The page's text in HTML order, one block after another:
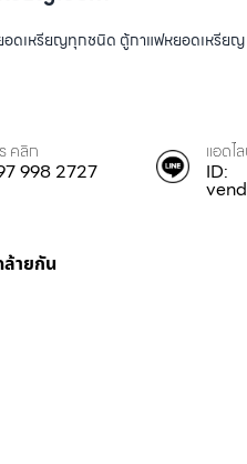
ดเหรียญทุกชนิด ตู้กาแฟหยอดเหรียญ
คลิก
998 2727
แอดไ
ID:
ายกัน